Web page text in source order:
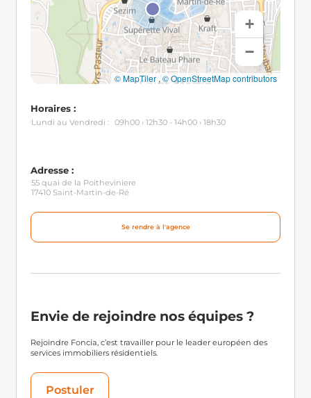
+
−
© MapTiler ,© OpenStreetMap contributors
Horaires :
Lundi au Vendredi : 09h00 › 12h30 - 14h00 › 18h30
Adresse :
55 quai de la Poitheviniere
17410 Saint-Martin-de-Ré
Se rendre à l'agence
Envie de rejoindre nos équipes ?
Rejoindre Foncia, c’est travailler pour le leader européen des
services immobiliers résidentiels.
Postuler